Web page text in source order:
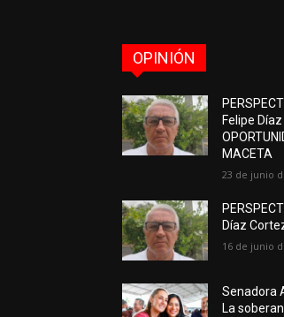
OPINIÓN
Felipe
MACETA
23 de junio
Díaz
16 de junio
Senadora
La